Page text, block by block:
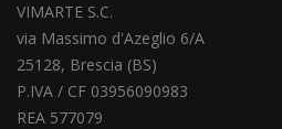
VIMARTE S.C.
via Massimo d'Azeglio 6/A
25128, Brescia (BS)
P.IVA / CF 03956090983
REA 577079